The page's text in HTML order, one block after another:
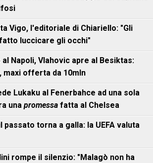
Vigo, l'editoriale di Chiariello: "Gli
luccicare gli occhi"
Napoli, Vlahovic apre al Besiktas:
maxi offerta da 10mln
Lukaku al Fenerbahce ad una sola
una promessa fatta al Chelsea
passato torna a galla: la UEFA valuta
rompe il silenzio: "Malagò non ha